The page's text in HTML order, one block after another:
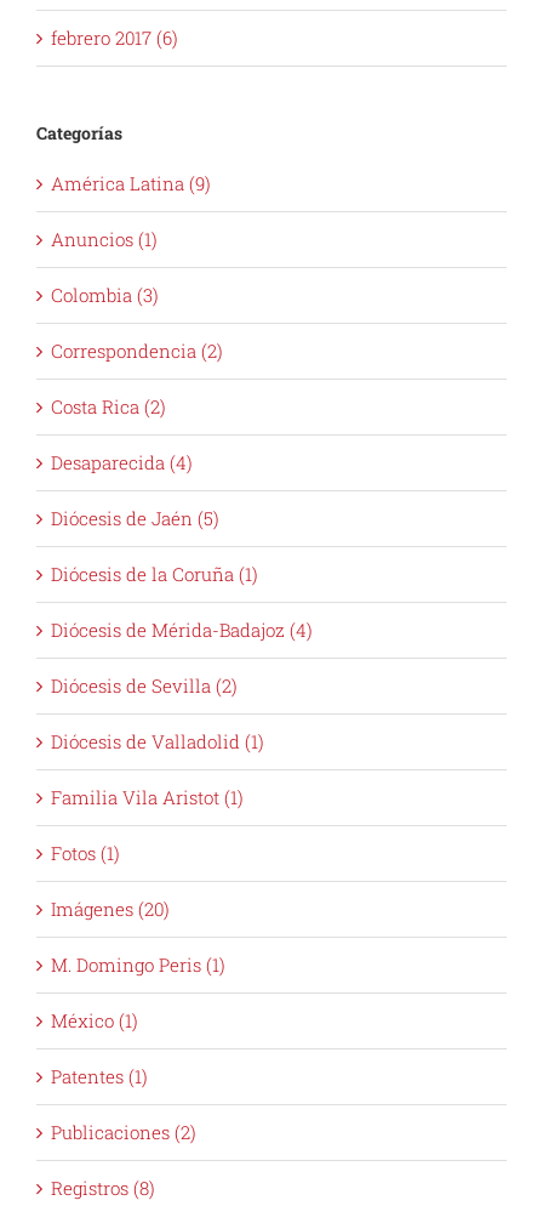
febrero 2017 (6)
Categorías
América Latina (9)
Anuncios (1)
Colombia (3)
Correspondencia (2)
Costa Rica (2)
Desaparecida (4)
Diócesis de Jaén (5)
Diócesis de la Coruña (1)
Diócesis de Mérida-Badajoz (4)
Diócesis de Sevilla (2)
Diócesis de Valladolid (1)
Familia Vila Aristot (1)
Fotos (1)
Imágenes (20)
M. Domingo Peris (1)
México (1)
Patentes (1)
Publicaciones (2)
Registros (8)